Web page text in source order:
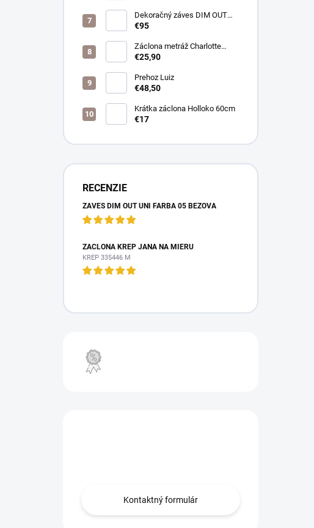
Dekoračný záves DIM OUT
Pierot farba 08
€95
Záclona metráž Charlotte
púdrová
€25,90
Prehoz Luiz
€48,50
Krátka záclona Holloko 60cm
€17
RECENZIE
ZÁVES DIM OUT UNI FARBA 05 BÉŽOVÁ
ZÁCLONA KREP JANA NA MIERU
KREP 335446 M
Kontaktný formulár